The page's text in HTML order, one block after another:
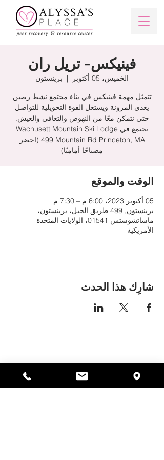
فينيكس- تريل ران
الخميس، 05 أكتوبر
  |
برينستون
تتمثل مهمة فينيكس في بناء مجتمع نشط رصين
يغذي المرونة ويستغل القوة التحويلية للتواصل
حتى نتمكن معًا من النهوض والتعافي والعيش.
تجتمع في Wachusett Mountain Ski Lodge
499 Mountain Rd Princeton, MA (احضر
مصباحًا أماميًا)
الوقت والموقع
05 أكتوبر 2023، 6:00 م – 7:30 م
برينستون, 499 طريق الجبل، برينستون،
ماساتشوستس 01541، الولايات المتحدة
الأمريكية
شارِك هذا الحدث
297 شارع سنترال جاردنر،
ماساتشوستس 01440